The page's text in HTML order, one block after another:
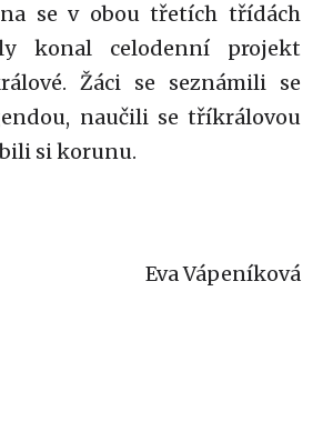
se v obou třetích třídách
konal celodenní projekt
Žáci se seznámili se
naučili se tříkrálovou
si korunu.
Eva Vápeníková